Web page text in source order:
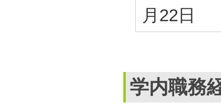
月22日
学内職務